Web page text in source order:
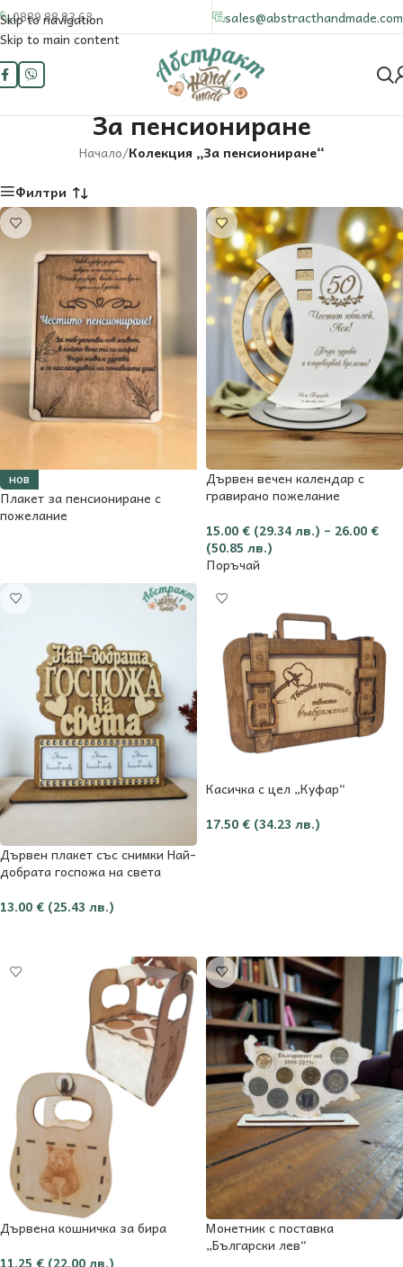
Skip to navigation
Skip to main content
0889 88 83 63 sales@abstracthandmade.com
За пенсиониране
Начало/Колекция „За пенсиониране“
Филтри
НОВ
Плакет за пенсиониране с
пожелание
Дървен вечен календар с
гравирано пожелание
15.00 € (29.34 лв.) – 26.00 €
(50.85 лв.)
Поръчай
Дървен плакет със снимки Най-
добрата госпожа на света
13.00 € (25.43 лв.)
Касичка с цел „Куфар“
17.50 € (34.23 лв.)
Дървена кошничка за бира
11.25 € (22.00 лв.)
Монетник с поставка
„Български лев“